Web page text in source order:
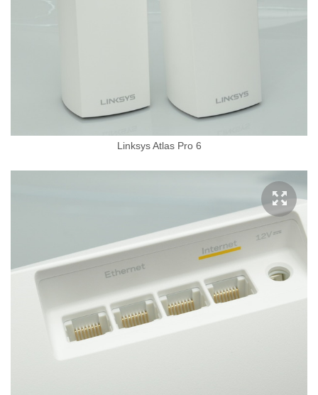
Linksys Atlas Pro 6